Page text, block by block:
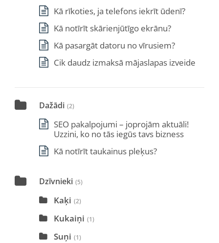
Kā rīkoties, ja telefons iekrīt ūdenī?
Kā notīrīt skārienjūtīgo ekrānu?
Kā pasargāt datoru no vīrusiem?
Cik daudz izmaksā mājaslapas izveide
Dažādi (2)
SEO pakalpojumi – joprojām aktuāli!
Uzzini, ko no tās iegūs tavs bizness
Kā notīrīt taukainus pleķus?
Dzīvnieki (5)
Kaķi (2)
Kukaiņi (1)
Suņi (1)